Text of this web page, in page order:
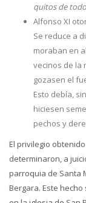
quitos de
Alfonso XI
Se reduce a
moraban en
vecinos de la
gozasen el
Esto debía,
hiciesen
pechos y
El privilegio
determinaron, a
parroquia de Santa
Bergara. Este